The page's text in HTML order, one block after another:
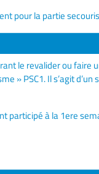
pour la partie
le revalider ou faire
» PSC1. Il s’agit
participé à la 1ere